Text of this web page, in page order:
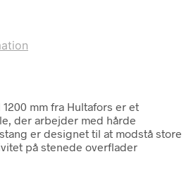
mm fra Hultafors er et
der arbejder med hårde
er designet til at modstå store
på stenede overflader